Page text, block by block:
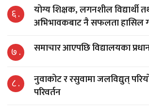
६ .
योग्य शिक्षक, लगनशील विद्यार्थी
अभिभावकबाट नै सफलता हासिल
७ . समाचार आएपछि विद्यालयका
८ .
नुवाकोट र रसुवामा जलविद्युत्
परिवर्तन